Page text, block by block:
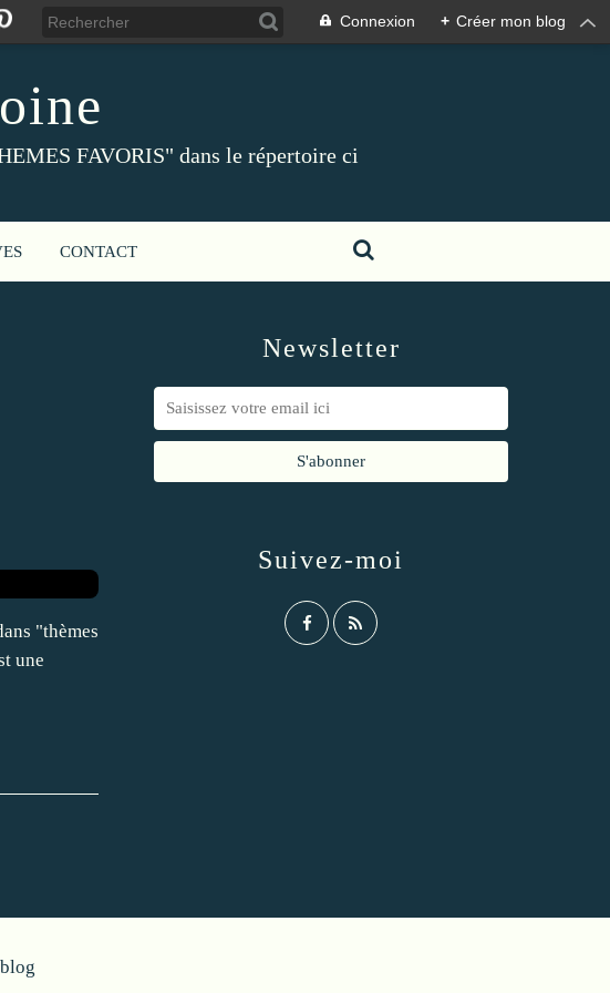
Connexion + Créer mon blog
FAVORIS" dans le répertoire ci
CONTACT
"thèmes
une
Newsletter
Suivez-moi